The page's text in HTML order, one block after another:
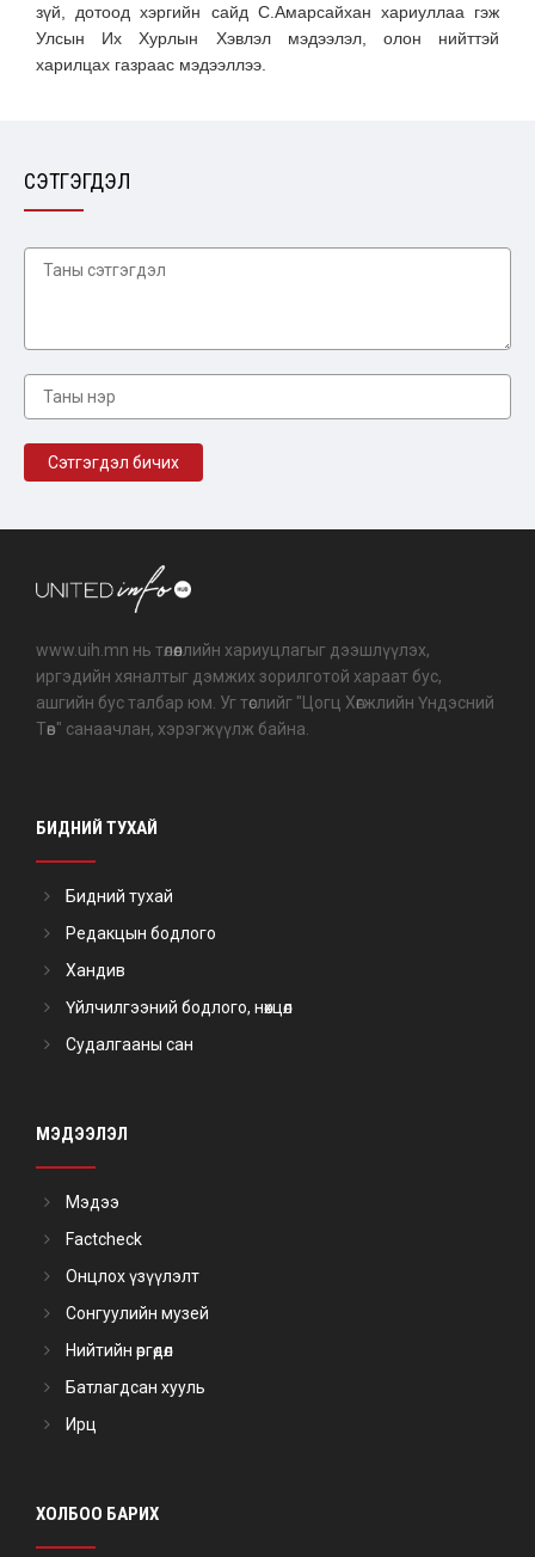
зүй, дотоод хэргийн сайд С.Амарсайхан хариуллаа гэж
Улсын Их Хурлын Хэвлэл мэдээлэл, олон нийттэй
харилцах газраас мэдээллээ.
СЭТГЭГДЭЛ
www.uih.mn нь төлөөллийн хариуцлагыг дээшлүүлэх,
иргэдийн хяналтыг дэмжих зорилготой хараат бус,
ашгийн бус талбар юм. Уг төслийг "Цогц Хөгжлийн Үндэсний
Төв" санаачлан, хэрэгжүүлж байна.
БИДНИЙ ТУХАЙ
Бидний тухай
Редакцын бодлого
Хандив
Үйлчилгээний бодлого, нөхцөл
Судалгааны сан
МЭДЭЭЛЭЛ
Мэдээ
Factcheck
Онцлох үзүүлэлт
Сонгуулийн музей
Нийтийн өргөдөл
Батлагдсан хууль
Ирц
ХОЛБОО БАРИХ